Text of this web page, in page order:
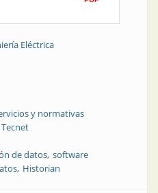
Eléctrica
y normativas
Tecnet
de datos software
Historian